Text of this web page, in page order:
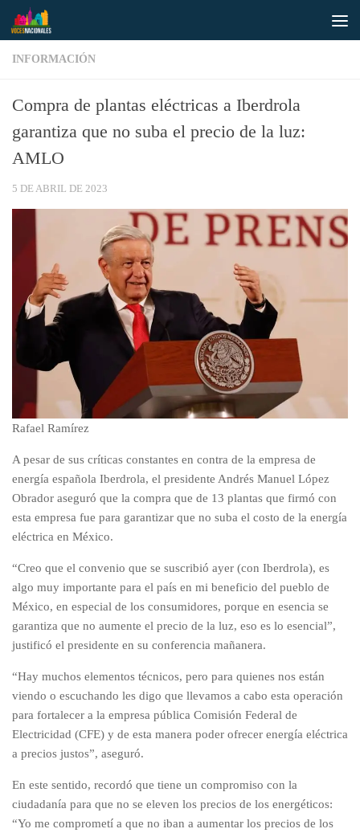
Saltar al contenido
INFORMACIÓN
Compra de plantas eléctricas a Iberdrola
garantiza que no suba el precio de la luz:
AMLO
5 DE ABRIL DE 2023
Rafael Ramírez
A pesar de sus críticas constantes en contra de la empresa de
energía española Iberdrola, el presidente Andrés Manuel López
Obrador aseguró que la compra que de 13 plantas que firmó con
esta empresa fue para garantizar que no suba el costo de la energía
eléctrica en México.
“Creo que el convenio que se suscribió ayer (con Iberdrola), es
algo muy importante para el país en mi beneficio del pueblo de
México, en especial de los consumidores, porque en esencia se
garantiza que no aumente el precio de la luz, eso es lo esencial”,
justificó el presidente en su conferencia mañanera.
“Hay muchos elementos técnicos, pero para quienes nos están
viendo o escuchando les digo que llevamos a cabo esta operación
para fortalecer a la empresa pública Comisión Federal de
Electricidad (CFE) y de esta manera poder ofrecer energía eléctrica
a precios justos”, aseguró.
En este sentido, recordó que tiene un compromiso con la
ciudadanía para que no se eleven los precios de los energéticos:
“Yo me comprometí a que no iban a aumentar los precios de los